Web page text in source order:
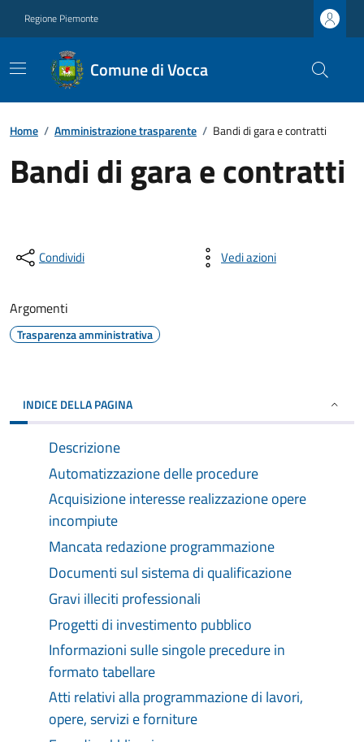
Regione Piemonte
Comune di Vocca
Home / Amministrazione trasparente / Bandi di gara e contratti
Bandi di gara e contratti
Condividi Vedi azioni
Argomenti
Trasparenza amministrativa
INDICE DELLA PAGINA
Descrizione
Automatizzazione delle procedure
Acquisizione interesse realizzazione opere
incompiute
Mancata redazione programmazione
Documenti sul sistema di qualificazione
Gravi illeciti professionali
Progetti di investimento pubblico
Informazioni sulle singole precedure in
formato tabellare
Atti relativi alla programmazione di lavori,
opere, servizi e forniture